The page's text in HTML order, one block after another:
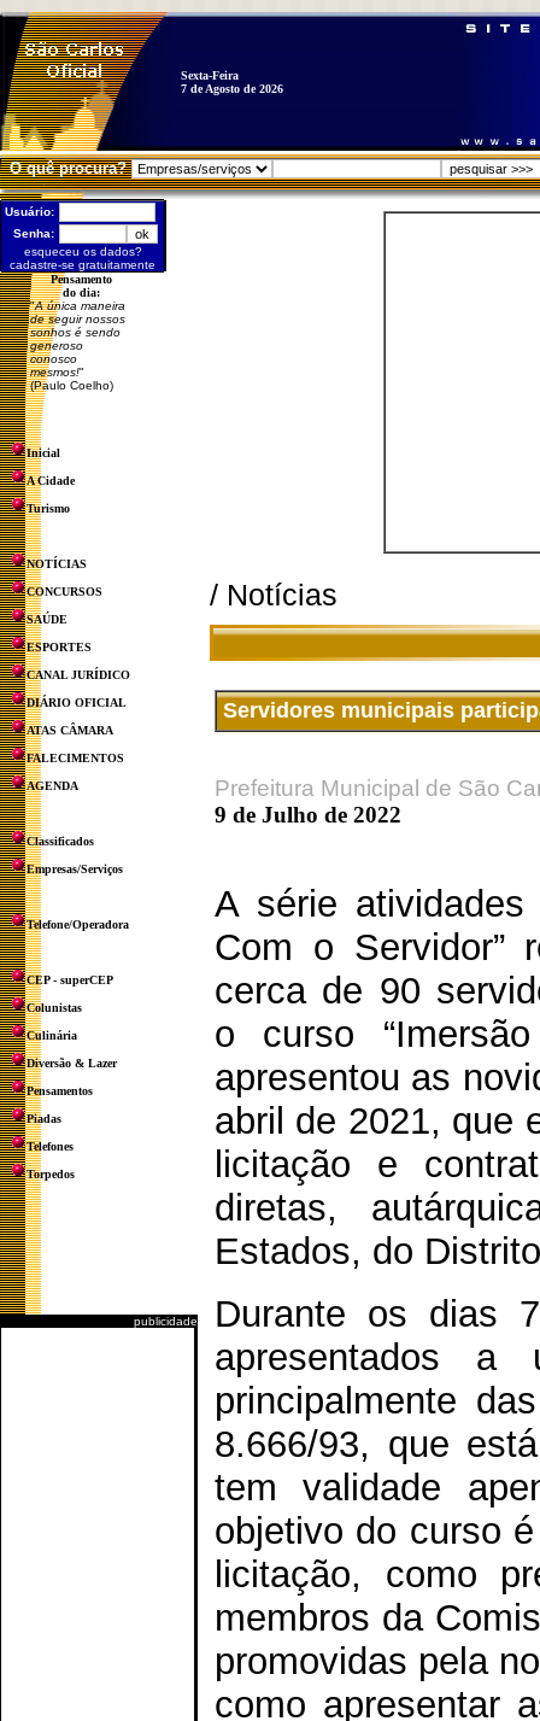
Sexta-Feira
7 de Agosto de 2026
O quê procura?
Usuário:
Senha:
esqueceu os dados?
cadastre-se gratuitamente
Pensamento
do dia:
"A única maneira
de seguir nossos
sonhos é sendo
generoso
conosco
mesmos!"
(Paulo Coelho)
Inicial
A Cidade
Turismo
NOTÍCIAS
CONCURSOS
SAÚDE
ESPORTES
CANAL JURÍDICO
DIÁRIO OFICIAL
ATAS CÂMARA
FALECIMENTOS
AGENDA
Classificados
Empresas/Serviços
Telefone/Operadora
CEP - superCEP
Colunistas
Culinária
Diversão & Lazer
Pensamentos
Piadas
Telefones
Torpedos
publicidade
/ Notícias
Servidores municipais
Prefeitura Municipal de São
9 de Julho de 2022
A série atividades
Com o Servidor”
cerca de 90
o curso
apresentou as
abril de 2021, que
licitação e
diretas,
Estados, do
Durante os dias
apresentados a
principalmente
8.666/93, que
tem validade
objetivo do curso
licitação, como
membros da
promovidas pela
como apresentar